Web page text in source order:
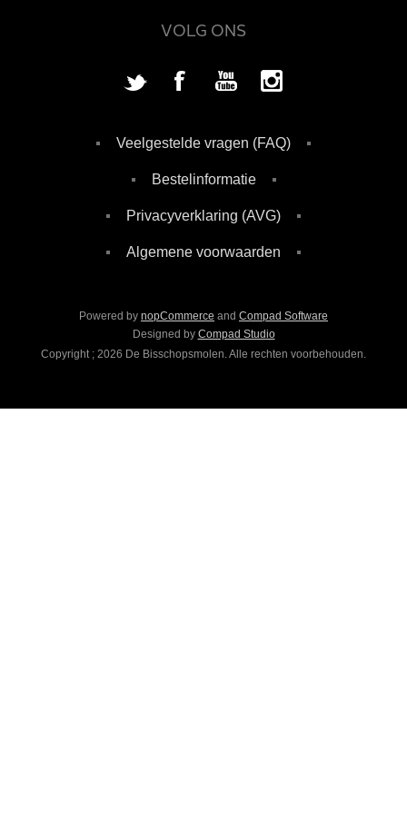
VOLG ONS
Veelgestelde vragen (FAQ)
Bestelinformatie
Privacyverklaring (AVG)
Algemene voorwaarden
Powered by nopCommerce and Compad Software
Designed by Compad Studio
Copyright ; 2026 De Bisschopsmolen. Alle rechten voorbehouden.